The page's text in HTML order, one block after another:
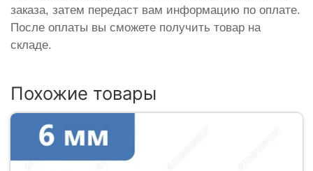
заказа, затем передаст вам информацию по оплате.
После оплаты вы сможете получить товар на
складе.
Похожие товары